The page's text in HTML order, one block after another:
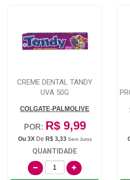
CREME DENTAL TANDY
UVA 50G
COLGATE-PALMOLIVE
POR: R$ 9,99
Ou 3XDe R$ 3,33 Sem Juros
QUANTIDADE